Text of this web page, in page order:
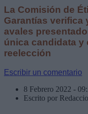
La Comisión de
Garantías verifica
avales
única candidata y
reelección
Escribir un comentario
8 Febrero 2022 -
Escrito por